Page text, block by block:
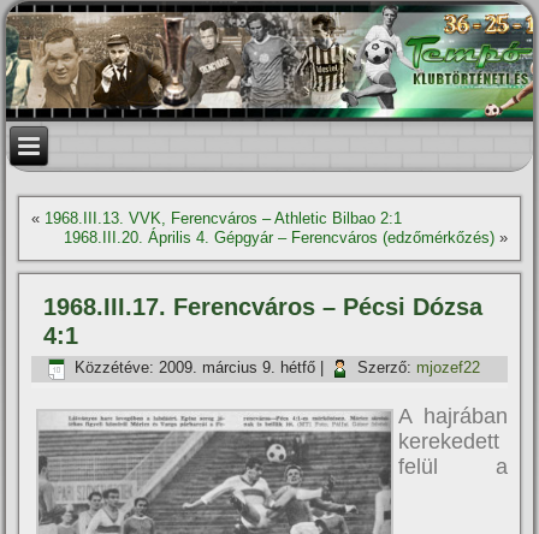
« 1968.III.13. VVK, Ferencváros – Athletic Bilbao 2:1
1968.III.20. Április 4. Gépgyár – Ferencváros (edzőmérkőzés)»
1968.III.17. Ferencváros – Pécsi Dózsa
4:1
Közzétéve: 2009. március 9. hétfő Szerző: mjozef22
A hajrában
kerekedett
felül a